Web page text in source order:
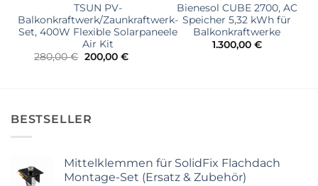
TSUN PV-
Balkonkraftwerk/Zaunkraftwerk-
Set, 400W Flexible Solarpaneele
Air Kit
280,00€ Ursprünglicher
Preis
200,00 €Aktueller
Bienesol CUBE 2700, AC
Speicher 5,32 kWh für
Balkonkraftwerke
1.300,00 €
BESTSELLER
Mittelklemmen für SolidFix Flachdach
Montage-Set (Ersatz & Zubehör)